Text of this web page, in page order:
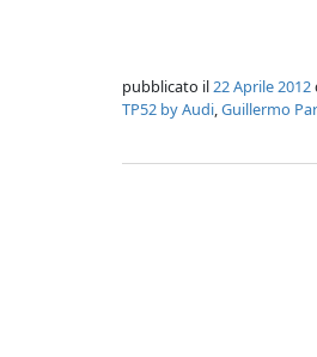
pubblicato il22 Aprile 2012
TP52 by Audi,Guillermo